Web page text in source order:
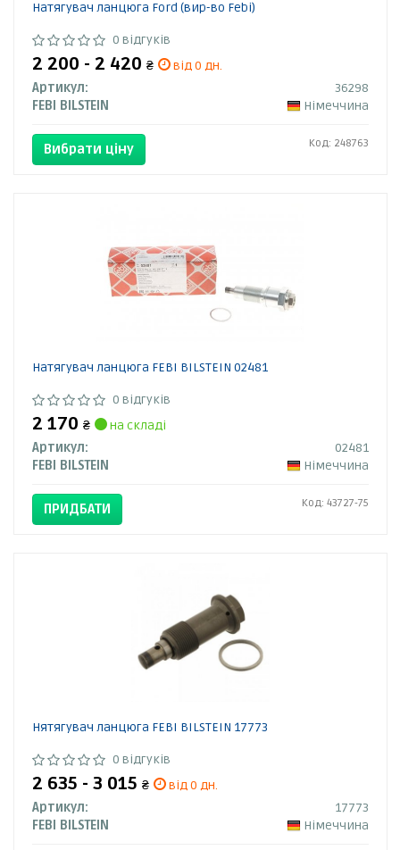
Натягувач ланцюга Ford (вир-во Febi)
0 відгуків
2 200 - 2 420 ₴
від 0 дн.
Артикул:
36298
FEBI BILSTEIN
Німеччина
Вибрати ціну Код: 248763
Натягувач ланцюга FEBI BILSTEIN 02481
0 відгуків
2 170 ₴
на складі
Артикул:
02481
FEBI BILSTEIN
Німеччина
ПРИДБАТИ Код: 43727-75
Нятягувач ланцюга FEBI BILSTEIN 17773
0 відгуків
2 635 - 3 015 ₴
від 0 дн.
Артикул:
17773
FEBI BILSTEIN
Німеччина